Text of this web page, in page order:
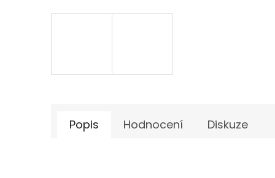
Popis Hodnocení Diskuze